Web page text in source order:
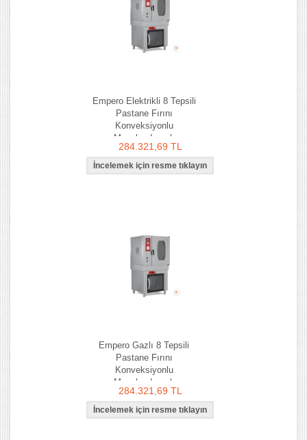
Empero Elektrikli 8 Tepsili
Pastane Fırını
Konveksiyonlu
Mayalandırmalı
Programlanabilir
284.321,69 TL
Empero Gazlı 8 Tepsili
Pastane Fırını
Konveksiyonlu
Mayalandırmalı
Programlanabilir
284.321,69 TL